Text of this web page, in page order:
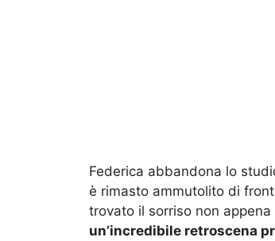
Federica abbandona lo
è rimasto ammutolito di
trovato il sorriso non
un’incredibile retroscena